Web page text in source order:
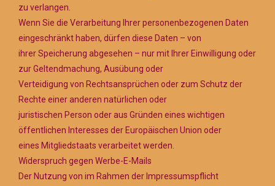
zu verlangen.
Wenn Sie die Verarbeitung Ihrer personenbezogenen Daten
eingeschränkt haben, dürfen diese Daten – von
ihrer Speicherung abgesehen – nur mit Ihrer Einwilligung oder
zur Geltendmachung, Ausübung oder
Verteidigung von Rechtsansprüchen oder zum Schutz der
Rechte einer anderen natürlichen oder
juristischen Person oder aus Gründen eines wichtigen
öffentlichen Interesses der Europäischen Union oder
eines Mitgliedstaats verarbeitet werden.
Widerspruch gegen Werbe-E-Mails
Der Nutzung von im Rahmen der Impressumspflicht